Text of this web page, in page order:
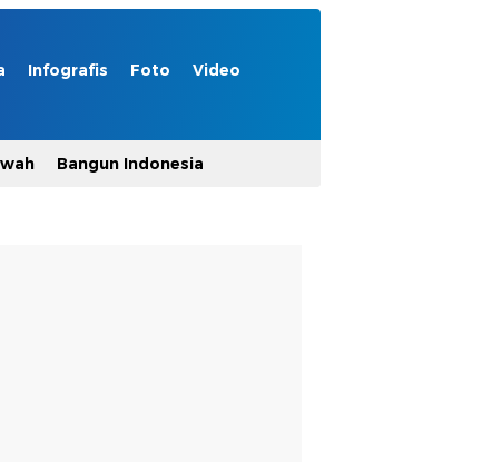
Infografis Foto Video
Bangun Indonesia